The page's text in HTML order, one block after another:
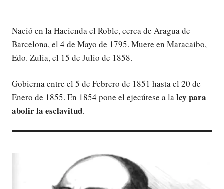
Nació en la Hacienda el Roble, cerca de Aragua de
Barcelona, el 4 de Mayo de 1795. Muere en Maracaibo,
Edo. Zulia, el 15 de Julio de 1858.
Gobierna entre el 5 de Febrero de 1851 hasta el 20 de
Enero de 1855. En 1854 pone el ejecútese a laley para
abolir la esclavitud.